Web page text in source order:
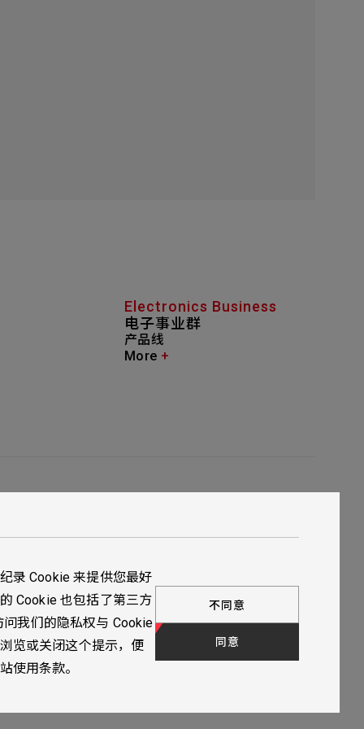
Electronics Business
电子事业群
产品线
More +
联络我们
录 Cookie 来提供您最好
Cookie 也包括了第三方
我们的隐私权与 Cookie
览或关闭这个提示，便
使用条款。
不同意
同意